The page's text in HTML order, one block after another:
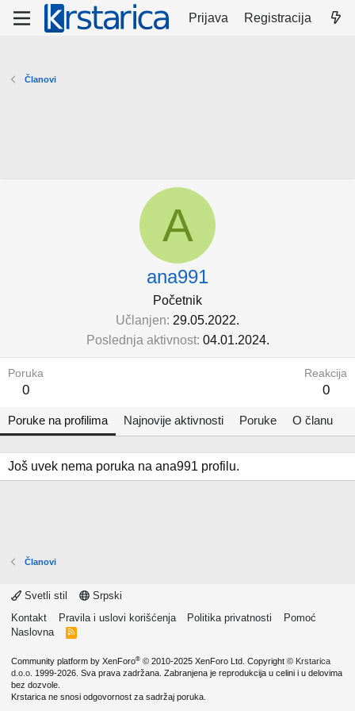
Prijava Registracija
Članovi
A
ana991
Početnik
Učlanjen 29.05.2022.
Poslednja aktivnost 04.01.2024.
Poruka
0
Reakcija
0
Poruke na profilima Najnovije aktivnosti Poruke O članu
Još uvek nema poruka na ana991 profilu.
Članovi
Svetli stil
Srpski
Kontakt
Pravila i uslovi korišćenja Politika privatnosti
Pomoć
Naslovna
R
Community platform by XenForo® © 2010-2025 XenForo Ltd. Copyright © Krstarica
d.o.o. 1999-2026. Sva prava zadržana. Zabranjena je reprodukcija u celini i u delovima
bez dozvole.
Krstarica ne snosi odgovornost za sadržaj poruka.